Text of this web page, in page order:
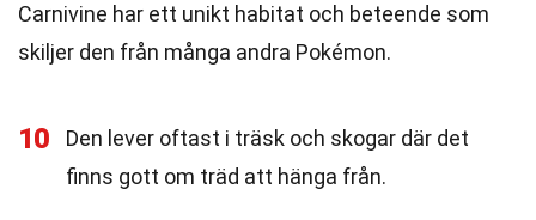
Carnivine har ett unikt habitat och beteende som
skiljer den från många andra Pokémon.
10
Den lever oftast i träsk och skogar där det
finns gott om träd att hänga från.